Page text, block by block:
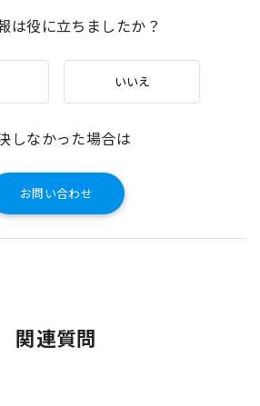
は役に立ちましたか？
いいえ
しなかった場合は
お問い合わせ
関連質問